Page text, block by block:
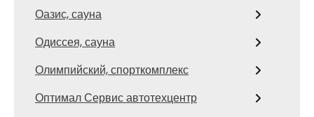
Оазис, сауна
Одиссея, сауна
Олимпийский, спорткомплекс
Оптимал Сервис автотехцентр